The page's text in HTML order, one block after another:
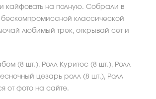
и кайфовать на полную. Собрали в
бескомпромиссной классической
любимый трек, открывай сет и
(8 шт.), Ролл Куритос (8 шт.), Ролл
цезарь ролл (8 шт.), Ролл
от фото на сайте.